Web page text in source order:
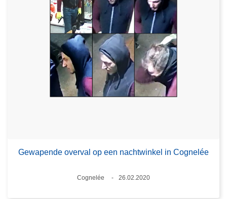
Gewapende overval op een nachtwinkel in Cognelée
Plaats
Cognelée
26.02.2020